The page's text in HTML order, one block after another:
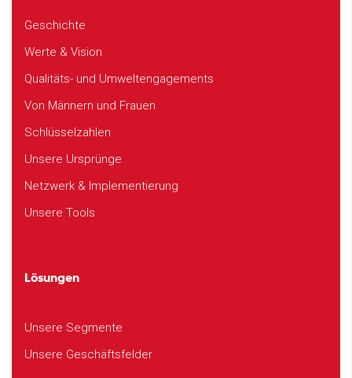
Geschichte
Werte & Vision
Qualitäts- und Umweltengagements
Von Männern und Frauen
Schlüsselzahlen
Unsere Ursprünge
Netzwerk & Implementierung
Unsere Tools
Lösungen
Unsere Segmente
Unsere Geschäftsfelder